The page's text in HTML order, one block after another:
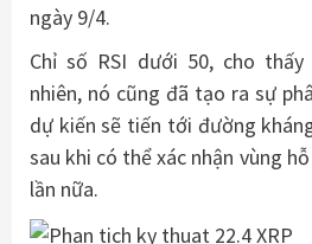
ngày 9/4.
Chỉ số RSI dưới 50, cho
nhiên, nó cũng đã tạo ra sự
dự kiến ​​sẽ tiến tới đường
sau khi có thể xác nhận vùng
lần nữa.